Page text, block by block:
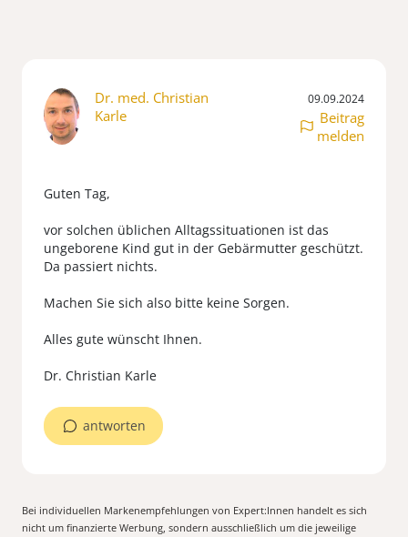
Dr. med. Christian
Karle
09.09.2024
Beitrag
melden
Guten Tag,
vor solchen üblichen Alltagssituationen ist das
ungeborene Kind gut in der Gebärmutter geschützt.
Da passiert nichts.
Machen Sie sich also bitte keine Sorgen.
Alles gute wünscht Ihnen.
antworten
Bei individuellen Markenempfehlungen von Expert:Innen handelt es sich
nicht um finanzierte Werbung, sondern ausschließlich um die jeweilige